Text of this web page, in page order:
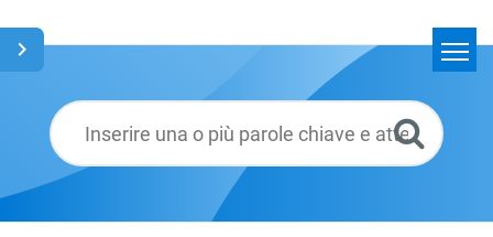
Glossario
Italiano